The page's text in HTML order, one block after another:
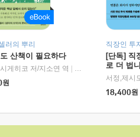
러의 뿌리
산책이 필요하다
게히코 저/지소연 역
알에이치코리아
원
직장인 투
[단독] 직
로 더 법
18,400원